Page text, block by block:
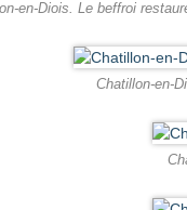
en-Diois. Le beffroi
Chatillon-en-